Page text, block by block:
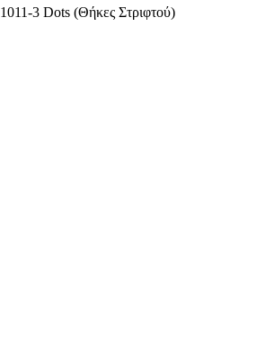
1011-3 Dots (Θήκες Στριφτού)